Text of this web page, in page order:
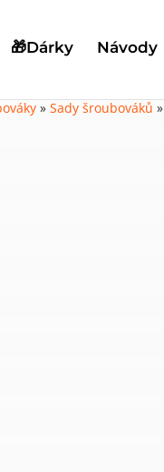
🎁Dárky Návody
»Sady šroubováků »